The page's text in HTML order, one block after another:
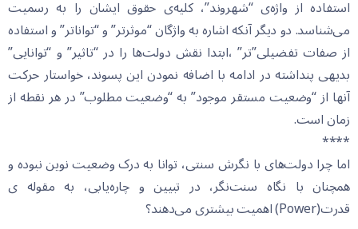
استفاده از واژه‌ی “شهروند”، کلیه‌ی حقوق ایشان را به رسمیت
می‌شناسد. دو دیگر آنکه اشاره به واژگان “موثرتر” و “تواناتر” و استفاده
از صفات تفضیلی”تر” ،ابتدا نقش دولت‌ها را در “تاثیر” و “توانایی”
بدیهی پنداشته در ادامه با اضافه نمودن این پسوند، خواستار حرکت
آنها از “وضعیت مستقر موجود” به “وضعیت مطلوب” در هر نقطه از
زمان است.
****
اما چرا دولت‌های با نگرش سنتی، توانا به درک وضعیت نوین نبوده و
همچنان با نگاه سنت‌نگر، در تبیین و چاره‌یابی، به مقوله ی
قدرت(Power) اهمیت بیشتری می‌دهند؟